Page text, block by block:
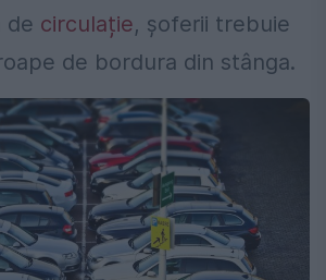
de circulație, șoferii trebuie
de bordura din stânga.